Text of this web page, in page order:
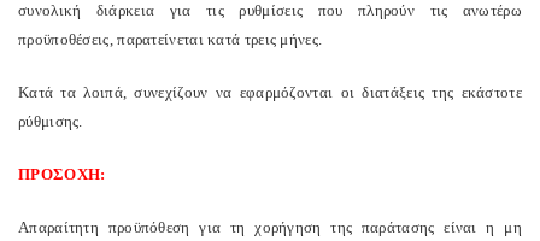
συνολική διάρκεια για τις ρυθμίσεις που πληρούν τις ανωτέρω
προϋποθέσεις, παρατείνεται κατά τρεις μήνες.
Κατά τα λοιπά, συνεχίζουν να εφαρμόζονται οι διατάξεις της εκάστοτε
ρύθμισης.
ΠΡΟΣΟΧΗ:
Απαραίτητη προϋπόθεση για τη χορήγηση της παράτασης είναι η μη